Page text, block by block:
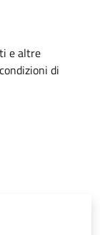
e altre
di